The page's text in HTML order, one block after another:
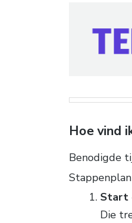
Hoe vind
Benodigde
Start
Die